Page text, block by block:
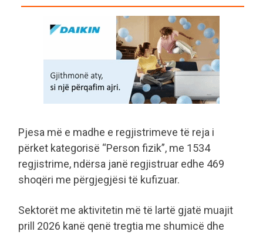
Pjesa më e madhe e regjistrimeve të reja i
përket kategorisë “Person fizik”, me 1534
regjistrime, ndërsa janë regjistruar edhe 469
shoqëri me përgjegjësi të kufizuar.
Sektorët me aktivitetin më të lartë gjatë muajit
prill 2026 kanë qenë tregtia me shumicë dhe